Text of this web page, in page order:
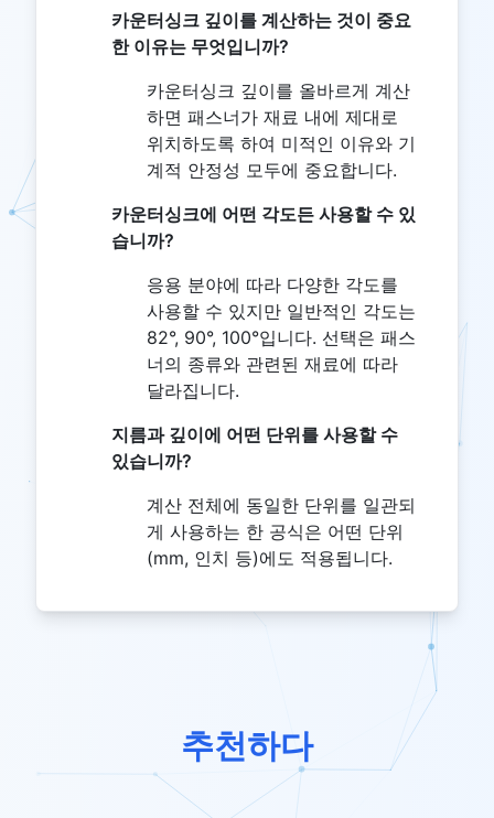
카운터싱크 깊이를 계산하는 것이 중요
한 이유는 무엇입니까?
카운터싱크 깊이를 올바르게 계산
하면 패스너가 재료 내에 제대로
위치하도록 하여 미적인 이유와 기
계적 안정성 모두에 중요합니다.
카운터싱크에 어떤 각도든 사용할 수 있
습니까?
응용 분야에 따라 다양한 각도를
사용할 수 있지만 일반적인 각도는
82°, 90°, 100°입니다. 선택은 패스
너의 종류와 관련된 재료에 따라
달라집니다.
지름과 깊이에 어떤 단위를 사용할 수
있습니까?
계산 전체에 동일한 단위를 일관되
게 사용하는 한 공식은 어떤 단위
(mm, 인치 등)에도 적용됩니다.
추천하다